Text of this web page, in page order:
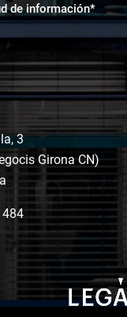
de información*
3
Girona CN)